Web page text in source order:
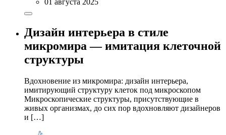
01 августа 2025
Дизайн интерьера в стиле
микромира — имитация клеточной
структуры
Вдохновение из микромира: дизайн интерьера,
имитирующий структуру клеток под микроскопом
Микроскопические структуры, присутствующие в
живых организмах, до сих пор вдохновляют дизайнеров
и […]